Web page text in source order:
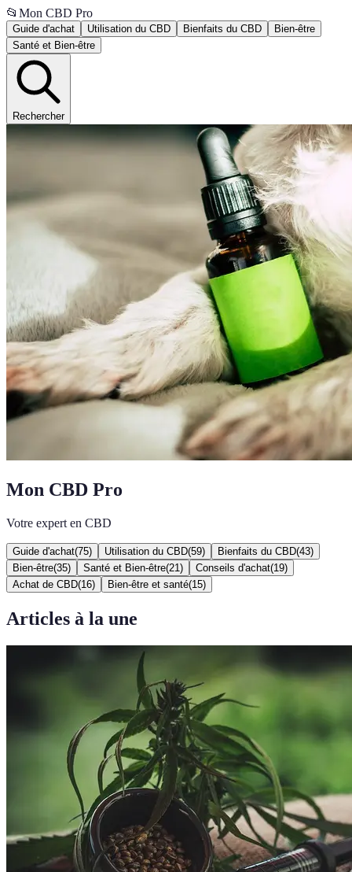
📂 Mon CBD Pro
Guide d'achat Utilisation du CBD Bienfaits du CBD
Bien-être
Santé et Bien-être
Rechercher
Mon CBD Pro
Votre expert en CBD
Guide d'achat(75) Utilisation du CBD(59) Bienfaits du CBD(43)
Bien-être(35) Santé et Bien-être(21 ) Conseils d'achat(19)
Achat de CBD(16) Bien-être et santé(15)
Articles à la une